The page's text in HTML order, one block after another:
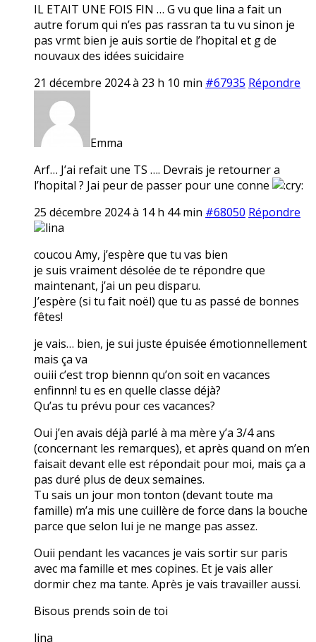
IL ETAIT UNE FOIS FIN … G vu que lina a fait un
autre forum qui n’es pas rassran ta tu vu sinon je
pas vrmt bien je auis sortie de l’hopital et g de
nouvaux des idées suicidaire
21 décembre 2024 à 23 h 10 min #67935 Répondre
Emma
Arf… J’ai refait une TS …. Devrais je retourner a
l’hopital ? Jai peur de passer pour une conne
25 décembre 2024 à 14 h 44 min #68050 Répondre
lina
coucou Amy, j’espère que tu vas bien
je suis vraiment désolée de te répondre que
maintenant, j’ai un peu disparu.
J’espère (si tu fait noël) que tu as passé de bonnes
fêtes!
je vais… bien, je sui juste épuisée émotionnellement
mais ça va
ouiii c’est trop biennn qu’on soit en vacances
enfinnn! tu es en quelle classe déjà?
Qu’as tu prévu pour ces vacances?
Oui j’en avais déjà parlé à ma mère y’a 3/4 ans
(concernant les remarques), et après quand on m’en
faisait devant elle est répondait pour moi, mais ça a
pas duré plus de deux semaines.
Tu sais un jour mon tonton (devant toute ma
famille) m’a mis une cuillère de force dans la bouche
parce que selon lui je ne mange pas assez.
Ouii pendant les vacances je vais sortir sur paris
avec ma famille et mes copines. Et je vais aller
dormir chez ma tante. Après je vais travailler aussi.
Bisous prends soin de toi
lina